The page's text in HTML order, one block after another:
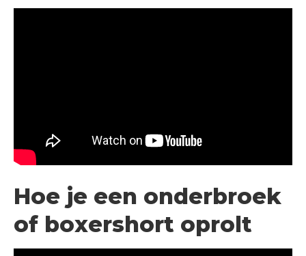
Hoe je een onderbroek
of boxershort oprolt